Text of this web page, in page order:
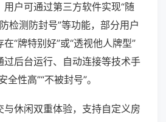
户可通过第三方软件实现“随
检测防封号”等功能，部分用户
“牌特别好”或“透视他人牌型”
过后台运行、自动连接等技术手
性高”“不被封号”。
与休闲双重体验，支持自定义房